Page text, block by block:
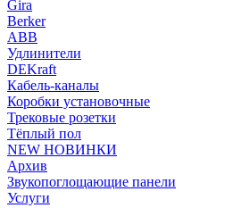
Gira
Berker
ABB
Удлинители
DEKraft
Кабель-каналы
Коробки установочные
Трековые розетки
Тёплый пол
NEW НОВИНКИ
Архив
Звукопоглощающие панели
Услуги